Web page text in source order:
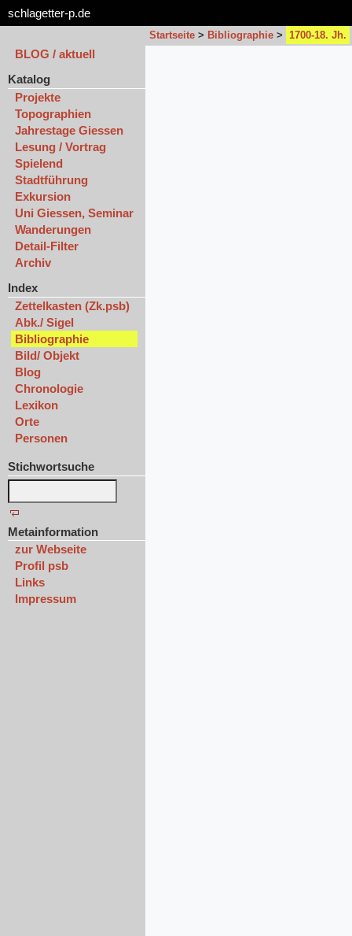
schlagetter-p.de
Startseite > Bibliographie > 1700-18. Jh.
BLOG / aktuell
Katalog
Projekte
Topographien
Jahrestage Giessen
Lesung / Vortrag
Spielend
Stadtführung
Exkursion
Uni Giessen, Seminar
Wanderungen
Detail-Filter
Archiv
Index
Zettelkasten (Zk.psb)
Abk./ Sigel
Bibliographie
Bild/ Objekt
Blog
Chronologie
Lexikon
Orte
Personen
Stichwortsuche
Metainformation
zur Webseite
Profil psb
Links
Impressum